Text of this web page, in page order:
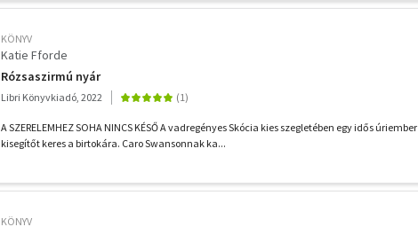
KÖNYV
Katie Fforde
Rózsaszirmú nyár
Libri Könyvkiadó, 2022
A SZERELEMHEZ SOHA NINCS KÉSŐ A vadregényes Skócia kies szegletében egy idős úriember
kisegítőt keres a birtokára. Caro Swansonnak ka...
KÖNYV